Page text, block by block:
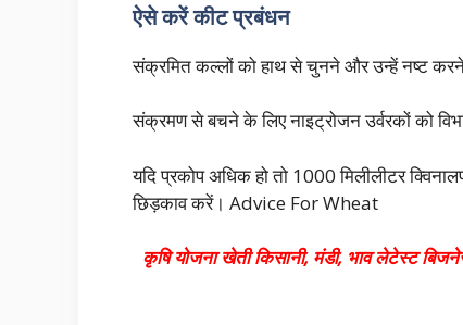
ऐसे करें कीट प्रबंधन
संक्रमित कल्लों को हाथ से चुनने और उन्हें नष्ट
संक्रमण से बचने के लिए नाइट्रोजन उर्वरकों को
यदि प्रकोप अधिक हो तो 1000 मिलीलीटर
छिड़काव करें। Advice For Wheat
कृषि योजना खेती किसानी, मंडी, भाव लेटेस्ट